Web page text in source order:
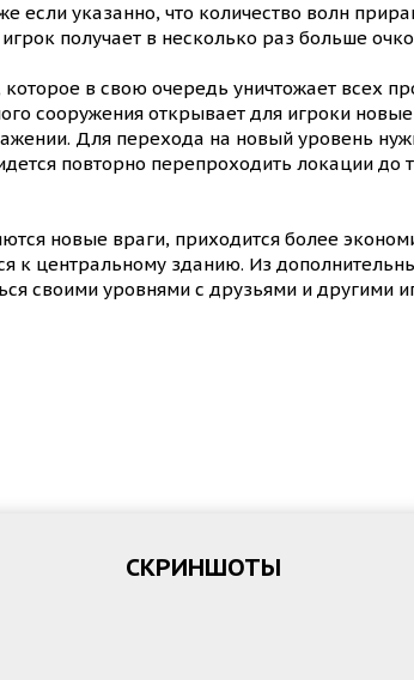
указанно, что количество волн
получает в несколько раз больше
в свою очередь уничтожает всех
сооружения открывает для игроки
Для перехода на новый уровень
повторно перепроходить локации до
новые враги, приходится более
к центральному зданию. Из
своими уровнями с друзьями и другими
СКРИНШОТЫ